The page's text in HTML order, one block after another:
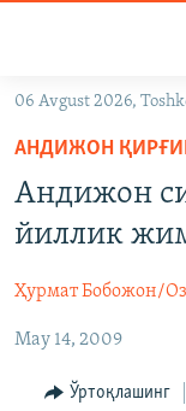
Асосий
навигацияга
ўтинг
Қидиришга
OZODARXIV
На русском
ИЖТИМОИЙ
06 Avgust 2026,
АНДИЖОН
Андижон
йиллик
Ҳурмат Бобожон/
May 14, 2009
Ўртоқлашинг